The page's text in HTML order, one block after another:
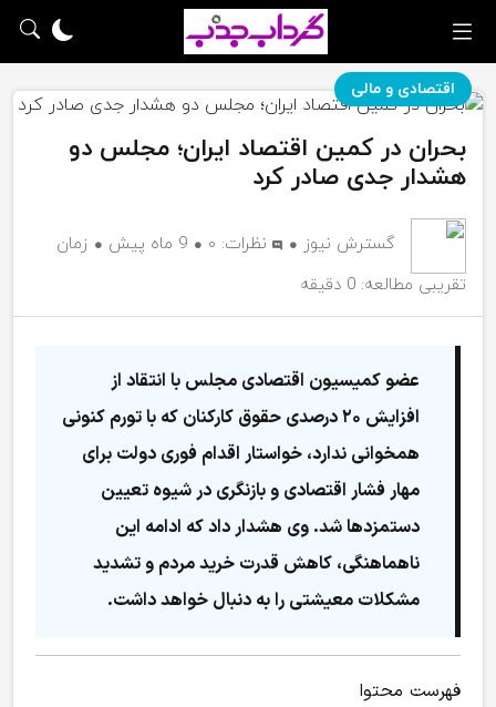
اقتصادی و مالی
بحران در کمین اقتصاد ایران؛ مجلس دو
هشدار جدی صادر کرد
گسترش نیوز نظرات: ۰ 9 ماه پیش
زمان
تقریبی مطالعه: 0 دقیقه
عضو کمیسیون اقتصادی مجلس با انتقاد از
افزایش ۲۰ درصدی حقوق کارکنان که با تورم کنونی
همخوانی ندارد، خواستار اقدام فوری دولت برای
مهار فشار اقتصادی و بازنگری در شیوه تعیین
دستمزدها شد. وی هشدار داد که ادامه این
ناهماهنگی، کاهش قدرت خرید مردم و تشدید
مشکلات معیشتی را به دنبال خواهد داشت.
فهرست محتوا